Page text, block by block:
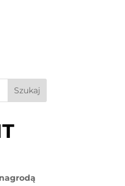
Szukaj